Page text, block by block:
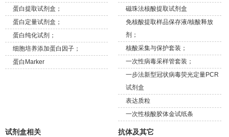
蛋白提取试剂盒；
蛋白定量试剂盒；
蛋白纯化试剂；
细胞培养添加蛋白因子；
蛋白Marker
磁珠法核酸提取试剂盒
免核酸提取样品保存液/核酸释放
剂；
核酸采集与保护套装；
一次性病毒采样管套装；
一步法新型冠状病毒荧光定量PCR
试剂盒
表达质粒
一次性核酸胶体金试纸条
试剂盒相关 抗体及其它